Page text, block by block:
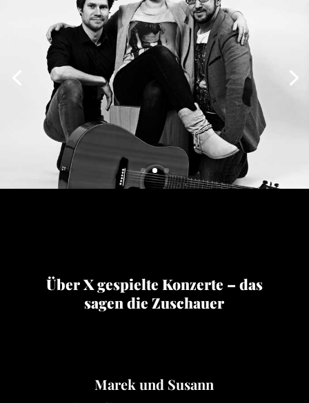
Über X gespielte Konzerte – das
sagen die Zuschauer
Marek und Susann